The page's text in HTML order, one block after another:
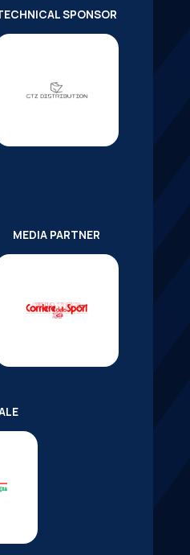
SPONSOR
MEDIA PARTNER